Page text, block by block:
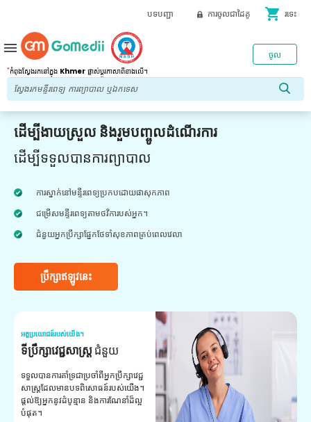
បទបញ្ជា ការចូលជាដៃគូ shopping_cart រទេះ
*កំពុងស្វែងរកនៅក្នុង Khmer ផ្លាស់ប្តូរភាសាពីខាងលើ។
ចូល
menu
ដើម្បីងាយស្រួល និងរួមបញ្ចូលដំណើរការ
ដើម្បីទទួលបានការព្យាបាល
ការស្នាក់នៅមន្ទីរពេទ្យប្រកបដោយផាសុកភាព
ជម្រើសមន្ទីរពេទ្យតាមថវិការបស់អ្នក។
ជំនួយអ្នកប្រឹក្សាផ្នែកថែទាំសុខភាពគ្រប់ពេលវេលា
ប្រឹក្សាឥឡូវនេះ
អត្ថប្រយោជន៍របស់យើង។
ទីប្រឹក្សាវេជ្ជសាស្ត្រជំនួយ
ទទួលបានការគាំទ្រជាប្រចាំពីអ្នកប្រឹក្សាវេជ្ជ
សាស្ត្រដែលមានបទពិសោធន៍របស់យើង។
ផ្តល់ឱ្យអ្នកនូវដំបូន្មាន និងការណែនាំដ៏ល្អ
បំផុត។